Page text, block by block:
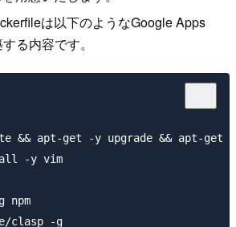
は以下のようなGoogle Apps
る内容です。
&& apt-get -y upgrade && apt-get
-y vim
npm